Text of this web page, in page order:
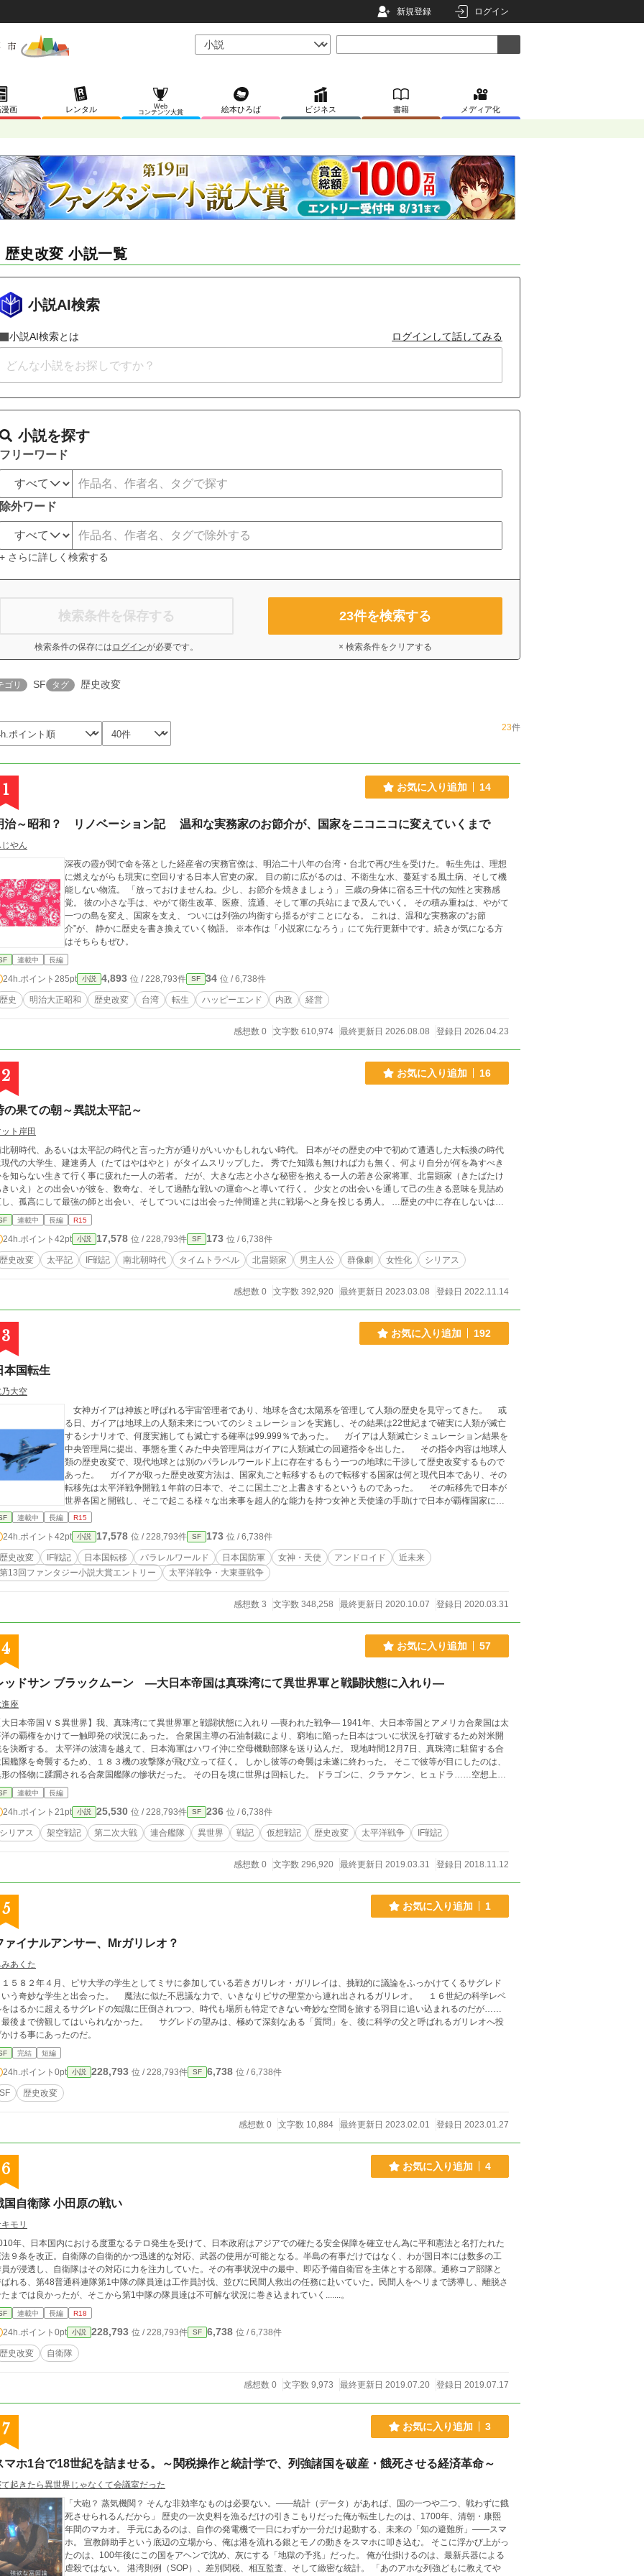
新規登録 ログイン
画 レンタル
Web
コンテンツ大賞
絵本ひろば ビジネス 書籍 メディア化
歴史改変 小説一覧
小説AI検索
小説AI検索とは ログインして話してみる
小説を探す
フリーワード
除外ワード
+ さらに詳しく検索する
検索条件を保存する
検索条件の保存には ログインが必要です。
23件を検索する
× 検索条件をクリアする
ゴリ SF タグ 歴史改変
23件
1 お気に入り追加 14
治～昭和？ リノベーション記 温和な実務家のお節介が、国家をニコニコに変えていくまで
やん
深夜の霞が関で命を落とした経産省の実務官僚は、明治二十八年の台湾・台北で再び生を受けた。 転生先は、理想
に燃えながらも現実に空回りする日本人官吏の家。 目の前に広がるのは、不衛生な水、蔓延する風土病、そして機
能しない物流。 「放っておけませんね。少し、お節介を焼きましょう」 三歳の身体に宿る三十代の知性と実務感
覚。 彼の小さな手は、やがて衛生改革、医療、流通、そして軍の兵站にまで及んでいく。 その積み重ねは、やがて
一つの島を変え、国家を支え、 ついには列強の均衡すら揺るがすことになる。 これは、温和な実務家の“お節
介”が、 静かに歴史を書き換えていく物語。 ※本作は「小説家になろう」にて先行更新中です。続きが気になる方
はそちらもぜひ。
連載中 長編
24h.ポイント 285pt 小説 4,893 位 / 228,793件 SF 34 位 / 6,738件
歴史 明治大正昭和 歴史改変 台湾 転生 ハッピーエンド 内政 経営
感想数 0 文字数 610,974 最終更新日 2026.08.08 登録日 2026.04.23
2 お気に入り追加 16
の果ての朝～異説太平記～
ト岸田
朝時代、あるいは太平記の時代と言った方が通りがいいかもしれない時代。 日本がその歴史の中で初めて遭遇した大転換の時代
代の大学生、建速勇人（たてはやはやと）がタイムスリップした。 秀でた知識も無ければ力も無く、何より自分が何を為すべき
知らない生きて行く事に疲れた一人の若者。 だが、大きな志と小さな秘密を抱える一人の若き公家将軍、北畠顕家（きたばたけ
いえ）との出会いが彼を、数奇な、そして過酷な戦いの運命へと導いて行く。 少女との出会いを通して己の生きる意味を見詰め
、孤高にして最強の師と出会い、そしてついには出会った仲間達と共に戦場へと身を投じる勇人。 …歴史の中に存在しないはず
物が混ざった太平記の物語はどう形作られていくのだろうか。そして奇妙に歪んだその時の果ては… "もっとも彼や彼女が真に自
幸福だけを願ったのであれば、運命を擲っていただろうが…"
連載中 長編 R15
24h.ポイント 42pt 小説 17,578 位 / 228,793件 SF 173 位 / 6,738件
歴史改変 太平記 IF戦記 南北朝時代 タイムトラベル 北畠顕家 男主人公 群像劇 女性化 シリアス
感想数 0 文字数 392,920 最終更新日 2023.03.08 登録日 2022.11.14
3 お気に入り追加 192
本国転生
大空
女神ガイアは神族と呼ばれる宇宙管理者であり、地球を含む太陽系を管理して人類の歴史を見守ってきた。 或
る日、ガイアは地球上の人類未来についてのシミュレーションを実施し、その結果は22世紀まで確実に人類が滅亡
するシナリオで、何度実施しても滅亡する確率は99.999％であった。 ガイアは人類滅亡シミュレーション結果を
中央管理局に提出、事態を重くみた中央管理局はガイアに人類滅亡の回避指令を出した。 その指令内容は地球人
類の歴史改変で、現代地球とは別のパラレルワールド上に存在するもう一つの地球に干渉して歴史改変するもので
あった。 ガイアが取った歴史改変方法は、国家丸ごと転移するもので転移する国家は何と現代日本であり、その
転移先は太平洋戦争開戦１年前の日本で、そこに国土ごと上書きするというものであった。 その転移先で日本が
世界各国と開戦し、そこで起こる様々な出来事を超人的な能力を持つ女神と天使達の手助けで日本が覇権国家にな
り、人類滅亡を回避させて行くのであった。
連載中 長編 R15
24h.ポイント 42pt 小説 17,578 位 / 228,793件 SF 173 位 / 6,738件
歴史改変 IF戦記 日本国転移 パラレルワールド 日本国防軍 女神・天使 アンドロイド
近未来
第13回ファンタジー小説大賞エントリー
太平洋戦争・大東亜戦争
感想数 3 文字数 348,258 最終更新日 2020.10.07 登録日 2020.03.31
4 お気に入り追加 57
ッドサン ブラックムーン ―大日本帝国は真珠湾にて異世界軍と戦闘状態に入れり―
座
日本帝国ＶＳ異世界】我、真珠湾にて異世界軍と戦闘状態に入れり ―喪われた戦争― 1941年、大日本帝国とアメリカ合衆国は太
の覇権をかけて一触即発の状況にあった。 合衆国主導の石油制裁により、窮地に陥った日本はついに状況を打破するため対米開
決断する。 太平洋の波濤を越えて、日本海軍はハワイ沖に空母機動部隊を送り込んだ。 現地時間12月7日、真珠湾に駐留する合
艦隊を奇襲するため、１８３機の攻撃隊が飛び立って征く。 しかし彼等の奇襲は未遂に終わった。 そこで彼等が目にしたのは、
形の怪物に蹂躙される合衆国艦隊の惨状だった。 その日を境に世界は回転した。 ドラゴンに、クラァケン、ヒュドラ……空想上の
が次々と出現し、人類は試練の時代を迎える。 ※楽しんでいただけましたら、 感想等をいただけますと、幸いです。 よろ
お願いします！
連載中 長編
24h.ポイント 21pt 小説 25,530 位 / 228,793件 SF 236 位 / 6,738件
シリアス 架空戦記 第二次大戦 連合艦隊 異世界 戦記 仮想戦記 歴史改変 太平洋戦争 IF戦記
感想数 0 文字数 296,920 最終更新日 2019.03.31 登録日 2018.11.12
5 お気に入り追加 1
ァイナルアンサー、Mrガリレオ？
あくた
５８２年４月、ピサ大学の学生としてミサに参加している若きガリレオ・ガリレイは、挑戦的に議論をふっかけてくるサグレド
いう奇妙な学生と出会った。 魔法に似た不思議な力で、いきなりピサの聖堂から連れ出されるガリレオ。 １６世紀の科学レベ
をはるかに超えるサグレドの知識に圧倒されつつ、時代も場所も特定できない奇妙な空間を旅する羽目に追い込まれるのだが……
後まで傍観してはいられなかった。 サグレドの望みは、極めて深刻なある「質問」を、後に科学の父と呼ばれるガリレオへ投
ける事にあったのだ。
完結 短編
24h.ポイント 0pt 小説 228,793 位 / 228,793件 SF 6,738 位 / 6,738件
SF 歴史改変
感想数 0 文字数 10,884 最終更新日 2023.02.01 登録日 2023.01.27
6 お気に入り追加 4
国自衛隊 小田原の戦い
モリ
年、日本国内における度重なるテロ発生を受けて、日本政府はアジアでの確たる安全保障を確立せん為に平和憲法と名打たれた
９条を改正。自衛隊の自衛的かつ迅速的な対応、武器の使用が可能となる。半島の有事だけではなく、わが国日本には数多の工
が浸透し、自衛隊はその対応に力を注力していた。その有事状況中の最中、即応予備自衛官を主体とする部隊。通称コア部隊と
れる、第48普通科連隊第1中隊の隊員達は工作員討伐、並びに民間人救出の任務に赴いていた。民間人をヘリまで誘導し、離脱さ
までは良かったが、そこから第1中隊の隊員達は不可解な状況に巻き込まれていく.......。
連載中 長編 R18
24h.ポイント 0pt 小説 228,793 位 / 228,793件 SF 6,738 位 / 6,738件
歴史改変 自衛隊
感想数 0 文字数 9,973 最終更新日 2019.07.20 登録日 2019.07.17
7 お気に入り追加 3
マホ1台で18世紀を詰ませる。～関税操作と統計学で、列強諸国を破産・餓死させる経済革命～
起きたら異世界じゃなくて会議室だった
「大砲？ 蒸気機関？ そんな非効率なものは必要ない。――統計（データ）があれば、国の一つや二つ、戦わずに餓
死させられるんだから」 歴史の一次史料を漁るだけの引きこもりだった俺が転生したのは、1700年、清朝・康熙
年間のマカオ。 手元にあるのは、自作の発電機で一日にわずか一分だけ起動する、未来の「知の避難所」――スマ
ホ。 宣教師助手という底辺の立場から、俺は港を流れる銀とモノの動きをスマホに叩き込む。 そこに浮かび上がっ
たのは、100年後にこの国をアヘンで沈め、灰にする「地獄の予兆」だった。 俺が仕掛けるのは、最新兵器による
虐殺ではない。 港湾則例（SOP）、差別関税、相互監査、そして緻密な統計。 「あのアホな列強どもに教えてや